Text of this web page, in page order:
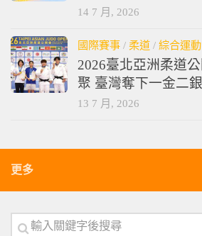
14 7 月, 2026
國際賽事 / 柔道 / 綜合運動
2026臺北亞洲柔道
聚 臺灣奪下一金二
13 7 月, 2026
更多